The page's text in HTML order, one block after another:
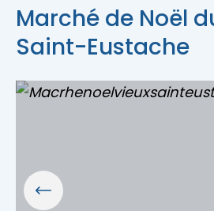
Quoi faire
Escapades
Marché de Noël
Saint-Eustache